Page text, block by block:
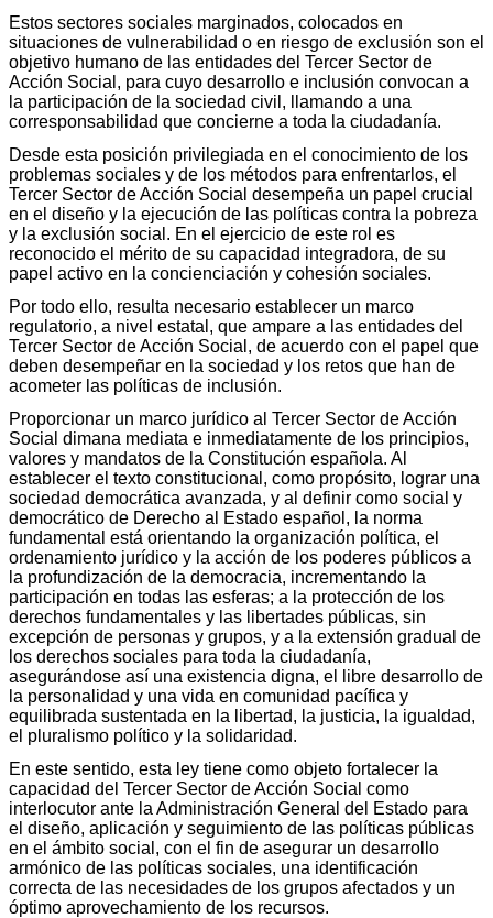
Estos sectores sociales marginados, colocados en
situaciones de vulnerabilidad o en riesgo de exclusión son el
objetivo humano de las entidades del Tercer Sector de
Acción Social, para cuyo desarrollo e inclusión convocan a
la participación de la sociedad civil, llamando a una
corresponsabilidad que concierne a toda la ciudadanía.
Desde esta posición privilegiada en el conocimiento de los
problemas sociales y de los métodos para enfrentarlos, el
Tercer Sector de Acción Social desempeña un papel crucial
en el diseño y la ejecución de las políticas contra la pobreza
y la exclusión social. En el ejercicio de este rol es
reconocido el mérito de su capacidad integradora, de su
papel activo en la concienciación y cohesión sociales.
Por todo ello, resulta necesario establecer un marco
regulatorio, a nivel estatal, que ampare a las entidades del
Tercer Sector de Acción Social, de acuerdo con el papel que
deben desempeñar en la sociedad y los retos que han de
acometer las políticas de inclusión.
Proporcionar un marco jurídico al Tercer Sector de Acción
Social dimana mediata e inmediatamente de los principios,
valores y mandatos de la Constitución española. Al
establecer el texto constitucional, como propósito, lograr una
sociedad democrática avanzada, y al definir como social y
democrático de Derecho al Estado español, la norma
fundamental está orientando la organización política, el
ordenamiento jurídico y la acción de los poderes públicos a
la profundización de la democracia, incrementando la
participación en todas las esferas; a la protección de los
derechos fundamentales y las libertades públicas, sin
excepción de personas y grupos, y a la extensión gradual de
los derechos sociales para toda la ciudadanía,
asegurándose así una existencia digna, el libre desarrollo de
la personalidad y una vida en comunidad pacífica y
equilibrada sustentada en la libertad, la justicia, la igualdad,
el pluralismo político y la solidaridad.
En este sentido, esta ley tiene como objeto fortalecer la
capacidad del Tercer Sector de Acción Social como
interlocutor ante la Administración General del Estado para
el diseño, aplicación y seguimiento de las políticas públicas
en el ámbito social, con el fin de asegurar un desarrollo
armónico de las políticas sociales, una identificación
correcta de las necesidades de los grupos afectados y un
óptimo aprovechamiento de los recursos.